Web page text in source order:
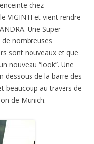
chez
VIGINTI et vient rendre
Une Super
de nombreuses
sont nouveaux et que
nouveau “look”. Une
dessous de la barre des
beaucoup au travers de
de Munich.